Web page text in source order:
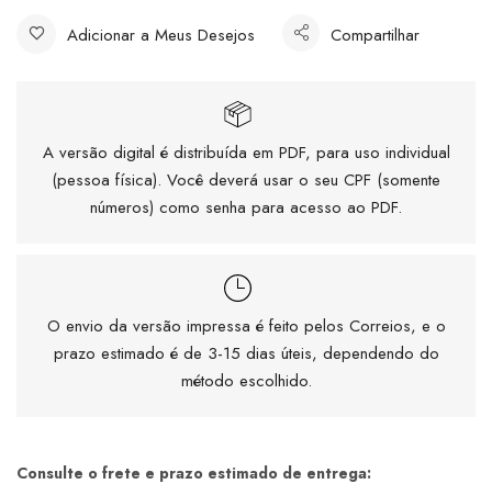
Adicionar a Meus Desejos Compartilhar
A versão digital é distribuída em PDF, para uso individual
(pessoa física). Você deverá usar o seu CPF (somente
números) como senha para acesso ao PDF.
O envio da versão impressa é feito pelos Correios, e o
prazo estimado é de 3-15 dias úteis, dependendo do
método escolhido.
Consulte o frete e prazo estimado de entrega: